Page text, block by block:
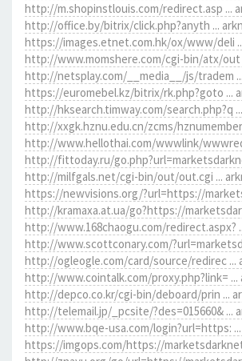
http://m.shopinstlouis.com/redirect.asp ...
http://office.by/bitrix/click.php?anyth ...
https://images.etnet.com.hk/ox/www/deli
http://www.momshere.com/cgi-bin/atx/out
http://netsplay.com/__media__/js/tradem
https://euromebel.kz/bitrix/rk.php?goto ...
http://hksearch.timway.com/search.php?q
http://xxgk.hznu.edu.cn/zcms/
http://www.hellothai.com/wwwlink/
http://fittoday.ru/
http://milfgals.net/cgi-bin/out/out.cgi ...
https://newvisions.org/?url=https://
http://kramaxa.at.ua/go?https://
http://www.168chaogu.com/redirect.aspx?
http://www.scottconary.com/
http://ogleogle.com/card/source/redirec ...
http://www.cointalk.com/proxy.php?link= ...
http://depco.co.kr/cgi-bin/deboard/prin ...
http://telemail.jp/_pcsite/?des=015660& ...
http://www.bqe-usa.com/login?url=https:
https://imgops.com/https://